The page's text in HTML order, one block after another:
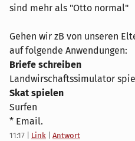
sind mehr als "Otto normal"
Gehen wir zB von unseren
auf folgende Anwendungen:
Briefe schreiben
Landwirschaftssimulator
Skat spielen
Surfen
* Email.
11:17 Link Antwort